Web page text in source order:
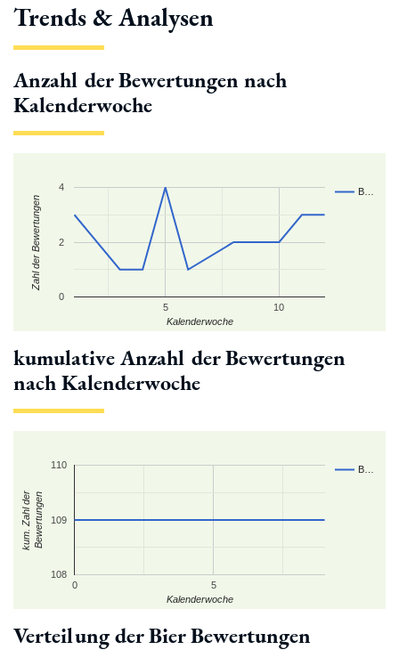
Trends & Analysen
Anzahl der Bewertungen nach
Kalenderwoche
B…
5 10
0
2
4
Kalenderwoche
Zahl der Bewertungen
kumulative Anzahl der Bewertungen
nach Kalenderwoche
B…
0 5
108
109
110
Kalenderwoche
kum. Zahl derBewertungen
Verteilung der Bier Bewertungen